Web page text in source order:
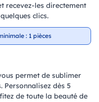
recevez-les directement
clics.
: 1 pièces
permet de sublimer
Personnalisez dès 5
de toute la beauté de